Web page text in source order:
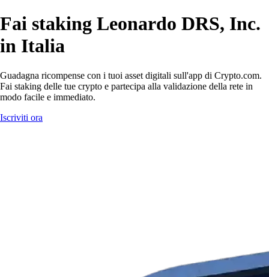
Fai staking Leonardo DRS, Inc.
in Italia
Guadagna ricompense con i tuoi asset digitali sull'app di Crypto.com.
Fai staking delle tue crypto e partecipa alla validazione della rete in
modo facile e immediato.
Iscriviti ora